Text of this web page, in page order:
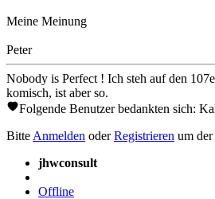
Meine Meinung
Peter
Nobody is Perfect ! Ich steh auf den
komisch, ist aber so.
Folgende Benutzer bedankten sich:
Bitte Anmelden oderRegistrieren um
jhwconsult
Offline